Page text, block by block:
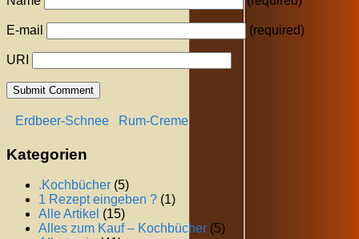
E-mail (required)
URI
Erdbeer-Schnee Rum-Creme
Kategorien
.Kochbücher (5)
1 Rezept eingeben ? (1)
Alle Artikel (15)
Alles zum Kauf – Kochbücher (5)